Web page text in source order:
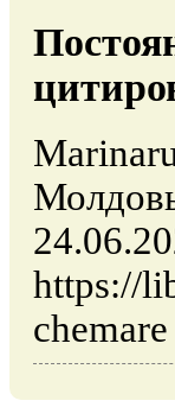
https://